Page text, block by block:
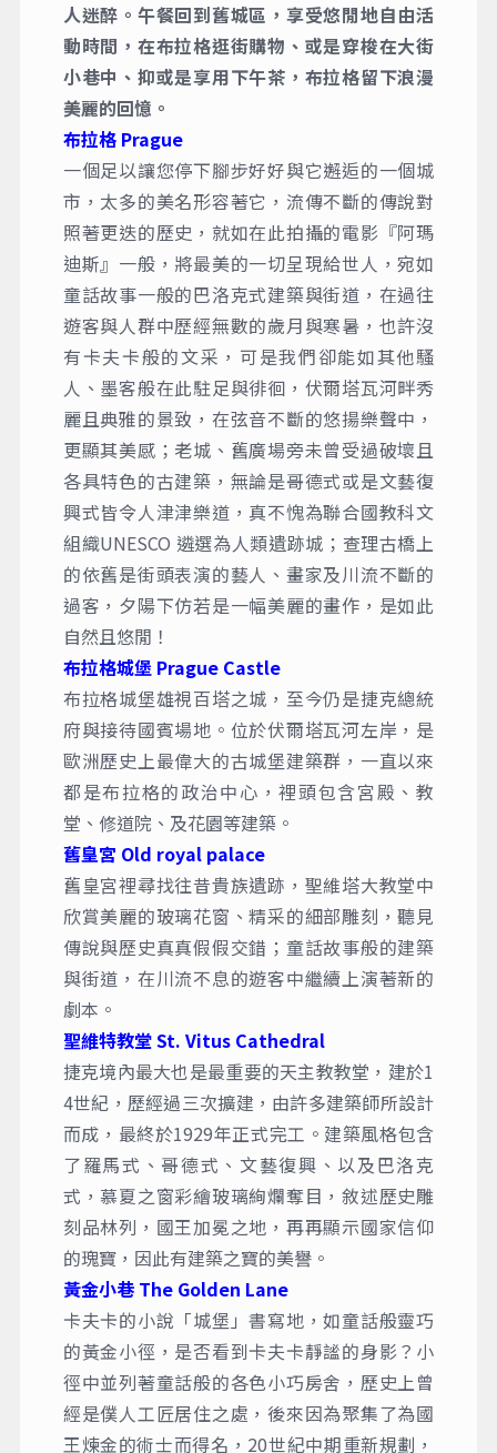
人迷醉。午餐回到舊城區，享受悠閒地自由活
動時間，在布拉格逛街購物、或是穿梭在大街
小巷中、抑或是享用下午茶，布拉格留下浪漫
美麗的回憶。
布拉格 Prague
一個足以讓您停下腳步好好與它邂逅的一個城
市，太多的美名形容著它，流傳不斷的傳說對
照著更迭的歷史，就如在此拍攝的電影『阿瑪
迪斯』一般，將最美的一切呈現給世人，宛如
童話故事一般的巴洛克式建築與街道，在過往
遊客與人群中歷經無數的歲月與寒暑，也許沒
有卡夫卡般的文采，可是我們卻能如其他騷
人、墨客般在此駐足與徘徊，伏爾塔瓦河畔秀
麗且典雅的景致，在弦音不斷的悠揚樂聲中，
更顯其美感；老城、舊廣場旁未曾受過破壞且
各具特色的古建築，無論是哥德式或是文藝復
興式皆令人津津樂道，真不愧為聯合國教科文
組織UNESCO 遴選為人類遺跡城；查理古橋上
的依舊是街頭表演的藝人、畫家及川流不斷的
過客，夕陽下仿若是一幅美麗的畫作，是如此
自然且悠閒！
布拉格城堡 Prague Castle
布拉格城堡雄視百塔之城，至今仍是捷克總統
府與接待國賓場地。位於伏爾塔瓦河左岸，是
歐洲歷史上最偉大的古城堡建築群，一直以來
都是布拉格的政治中心，裡頭包含宮殿、教
堂、修道院、及花園等建築。
舊皇宮 Old royal palace
舊皇宮裡尋找往昔貴族遺跡，聖維塔大教堂中
欣賞美麗的玻璃花窗、精采的細部雕刻，聽見
傳說與歷史真真假假交錯；童話故事般的建築
與街道，在川流不息的遊客中繼續上演著新的
劇本。
聖維特教堂 St. Vitus Cathedral
捷克境內最大也是最重要的天主教教堂，建於1
4世紀，歷經過三次擴建，由許多建築師所設計
而成，最終於1929年正式完工。建築風格包含
了羅馬式、哥德式、文藝復興、以及巴洛克
式，慕夏之窗彩繪玻璃絢爛奪目，敘述歷史雕
刻品林列，國王加冕之地，再再顯示國家信仰
的瑰寶，因此有建築之寶的美譽。
黃金小巷 The Golden Lane
卡夫卡的小說「城堡」書寫地，如童話般靈巧
的黃金小徑，是否看到卡夫卡靜謐的身影？小
徑中並列著童話般的各色小巧房舍，歷史上曾
經是僕人工匠居住之處，後來因為聚集了為國
王煉金的術士而得名，20世紀中期重新規劃，